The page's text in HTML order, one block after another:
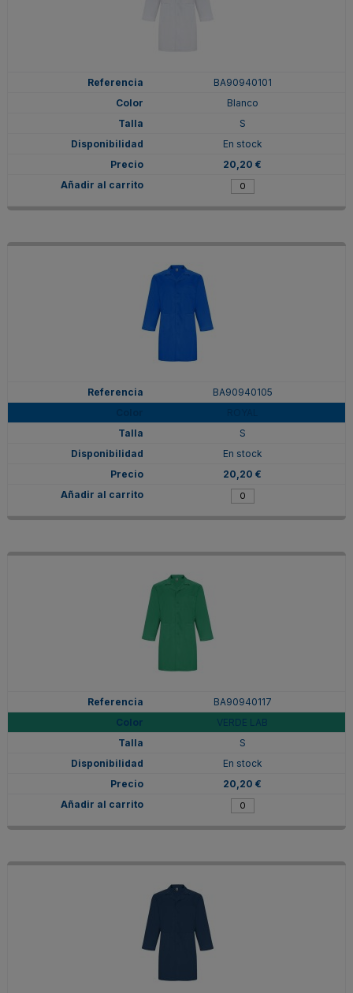
BA90940101
Blanco
S
En stock
20,20 €
BA90940105
S
En stock
20,20 €
BA90940117
VERDE LAB
S
En stock
20,20 €